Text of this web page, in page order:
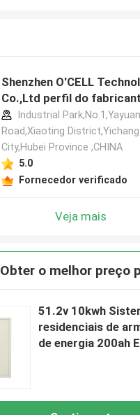
Shenzhen O'CELL
Co.,Ltd perfil do
Industrial Park,No.1,Yayuan
Road,Xiaoting District,Yichang
City,Hubei Province ,CHINA
5.0
Fornecedor verificado
Veja mais
Obter o melhor preço
51.2v 10kwh
residenciais de
de energia 200ah